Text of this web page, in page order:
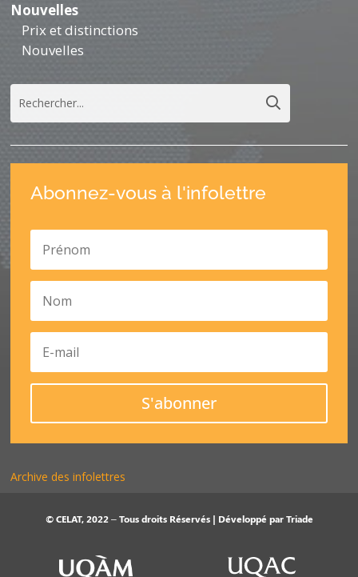
Nouvelles
Prix et distinctions
Nouvelles
Abonnez-vous à l'infolettre
S'abonner
Archive des infolettres
© CELAT, 2022 – Tous droits Réservés | Développé parTriade